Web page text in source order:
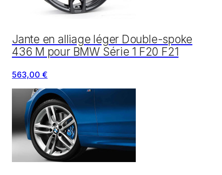
Jante en alliage léger Double-spoke
436 M pour BMW Série 1 F20 F21
563,00 €